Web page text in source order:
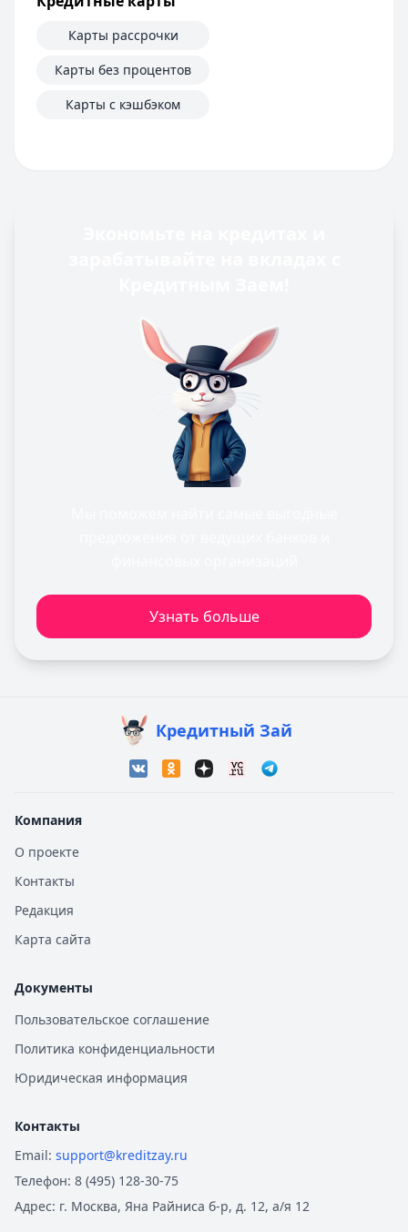
Карты рассрочки
Карты без процентов
Карты с кэшбэком
Узнать больше
Кредитный Зай
Компания
О проекте
Контакты
Редакция
Карта сайта
Документы
Пользовательское соглашение
Политика конфиденциальности
Юридическая информация
Контакты
Email: support@kreditzay.ru
Телефон: 8 (495) 128-30-75
Адрес: г. Москва, Яна Райниса б-р, д. 12, а/я 12